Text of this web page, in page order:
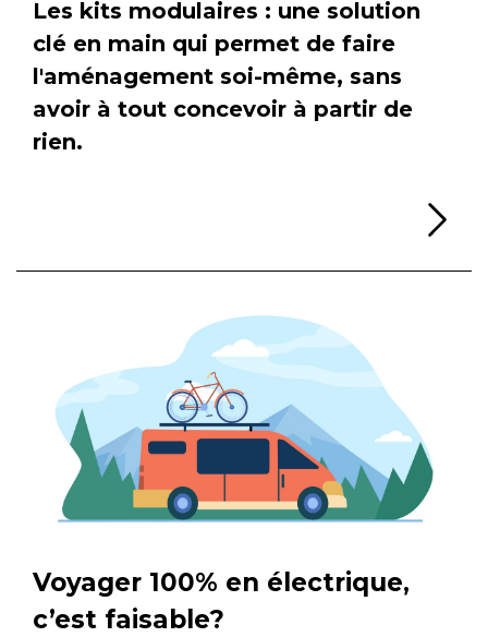
Les kits modulaires : une solution
clé en main qui permet de faire
l'aménagement soi-même, sans
avoir à tout concevoir à partir de
rien.
Voyager 100% en électrique,
c’est faisable?